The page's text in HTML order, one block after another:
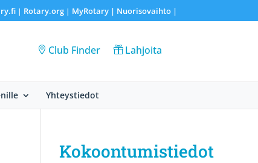
| Rotary.org| MyRotary | Nuorisovaihto|
Club Finder Lahjoita
Yhteystiedot
Kokoontumistiedot